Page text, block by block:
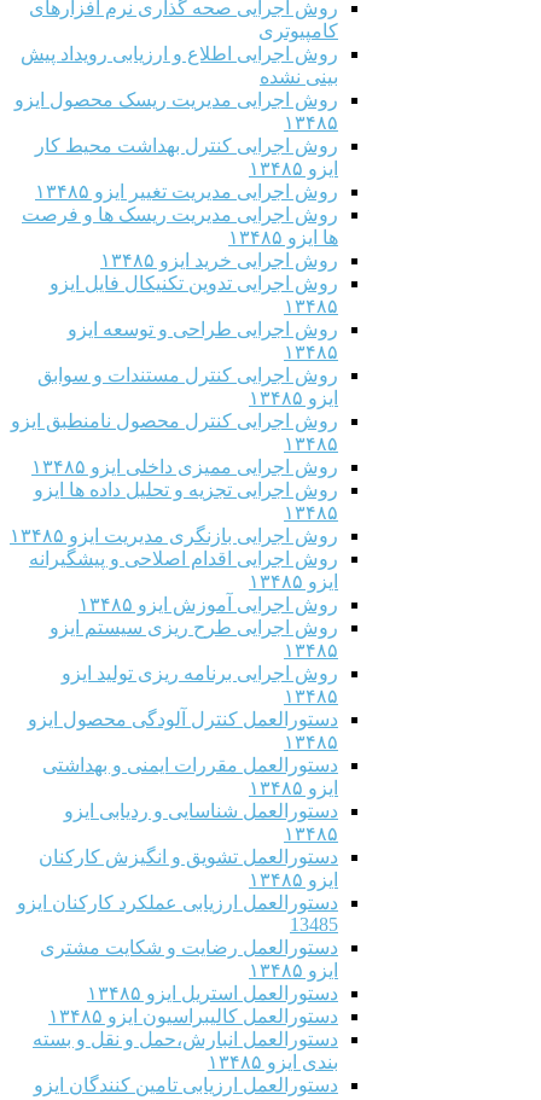
روش اجرایی صحه گذاری نرم افزارهای
کامپیوتری
روش اجرایی اطلاع و ارزیابی رویداد پیش
بینی نشده
روش اجرایی مدیریت ریسک محصول ایزو
۱۳۴۸۵
روش اجرایی کنترل بهداشت محیط کار
ایزو ۱۳۴۸۵
روش اجرایی مدیریت تغییر ایزو ۱۳۴۸۵
روش اجرایی مدیریت ریسک ها و فرصت
ها ایزو ۱۳۴۸۵
روش اجرایی خرید ایزو ۱۳۴۸۵
روش اجرایی تدوین تکنیکال فایل ایزو
۱۳۴۸۵
روش اجرایی طراحی و توسعه ایزو
۱۳۴۸۵
روش اجرایی کنترل مستندات و سوابق
ایزو ۱۳۴۸۵
روش اجرایی کنترل محصول نامنطبق ایزو
۱۳۴۸۵
روش اجرایی ممیزی داخلی ایزو ۱۳۴۸۵
روش اجرایی تجزیه و تحلیل داده ها ایزو
۱۳۴۸۵
روش اجرایی بازنگری مدیریت ایزو ۱۳۴۸۵
روش اجرایی اقدام اصلاحی و پیشگیرانه
ایزو ۱۳۴۸۵
روش اجرایی آموزش ایزو ۱۳۴۸۵
روش اجرایی طرح ریزی سیستم ایزو
۱۳۴۸۵
روش اجرایی برنامه ریزی تولید ایزو
۱۳۴۸۵
دستورالعمل کنترل آلودگی محصول ایزو
۱۳۴۸۵
دستورالعمل مقررات ایمنی و بهداشتی
ایزو ۱۳۴۸۵
دستورالعمل شناسایی و ردیابی ایزو
۱۳۴۸۵
دستورالعمل تشویق و انگیزش کارکنان
ایزو ۱۳۴۸۵
دستورالعمل ارزیابی عملکرد کارکنان ایزو
13485
دستورالعمل رضایت و شکایت مشتری
ایزو ۱۳۴۸۵
دستورالعمل استریل ایزو ۱۳۴۸۵
دستورالعمل کالیبراسیون ایزو ۱۳۴۸۵
دستورالعمل انبارش،حمل و نقل و بسته
بندی ایزو ۱۳۴۸۵
دستورالعمل ارزیابی تامین کنندگان ایزو